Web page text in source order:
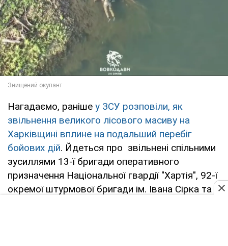
Нагадаємо, раніше у ЗСУ розповіли, як
звільнення великого лісового масиву на
Харківщині вплине на подальший перебіг
бойових дій. Йдеться про звільнені спільними
зусиллями 13-ї бригади оперативного
призначення Національної гвардії "Хартія", 92-ї
окремої штурмової бригади ім. Івана Сірка та